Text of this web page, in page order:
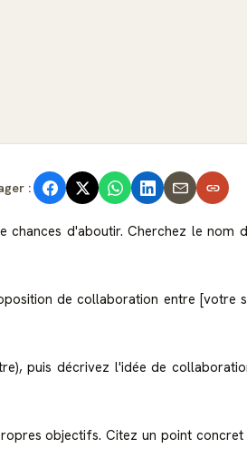
:
chances d'aboutir. Cherchez le nom
de collaboration entre [votre
puis décrivez l'idée de
objectifs. Citez un point concret